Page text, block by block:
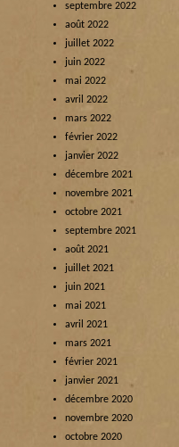
septembre 2022
août 2022
juillet 2022
juin 2022
mai 2022
avril 2022
mars 2022
février 2022
janvier 2022
décembre 2021
novembre 2021
octobre 2021
septembre 2021
août 2021
juillet 2021
juin 2021
mai 2021
avril 2021
mars 2021
février 2021
janvier 2021
décembre 2020
novembre 2020
octobre 2020